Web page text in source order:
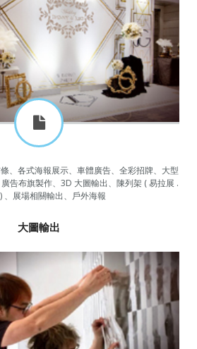
、各式海報展示、車體廣告、全彩招牌、大型
告布旗製作、3D 大圖輸出、陳列架 ( 易拉展 .
、展場相關輸出、戶外海報
大圖輸出